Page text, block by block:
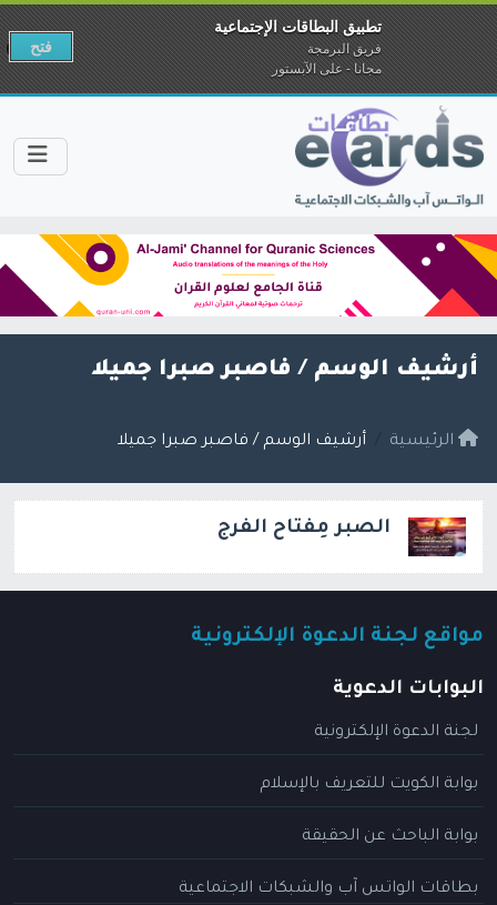
أرشيف الوسم / فاصبر صبرا جميلا
الرئيسية أرشيف الوسم / فاصبر صبرا جميلا
الصبر مِفتاح الفرج
مواقع لجنة الدعوة الإلكترونية
البوابات الدعوية
لجنة الدعوة الإلكترونية
بوابة الكويت للتعريف بالإسلام
بوابة الباحث عن الحقيقة
بطاقات الواتس آب والشبكات الاجتماعية
تطبيق البطاقات الإجتماعية
فريق البرمجة
مجانا - على الآبستور
فتح